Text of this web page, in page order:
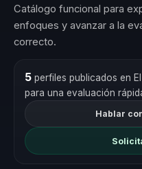
Catálogo funcional para
enfoques y avanzar a la
correcto.
5perfiles publicados en
para una evaluación
Hablar